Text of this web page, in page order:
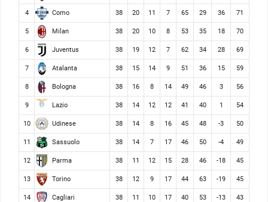
4 Como 38 20 11 7 65 29 36 71
5 Milan 38 20 10 8 53 35 18 70
6 Juventus 38 19 12 7 62 34 28 69
7 Atalanta 38 15 14 9 51 36 15 59
8 Bologna 38 16 8 14 49 46 3 56
9 Lazio 38 14 12 12 41 40 1 54
10 Udinese 38 14 8 16 45 48 -3 50
11 Sassuolo 38 14 7 17 46 50 -4 49
12 Parma 38 11 12 15 28 46 -18 45
13 Torino 38 12 9 17 44 63 -19 45
14 Cagliari 38 11 10 17 40 53 -13 43